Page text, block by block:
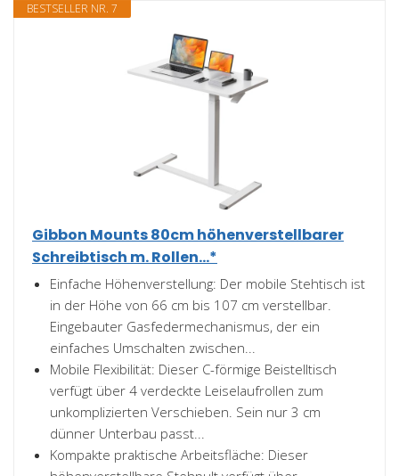
BESTSELLER NR. 7
Gibbon Mounts 80cm höhenverstellbarer
Schreibtisch m. Rollen...*
Einfache Höhenverstellung: Der mobile Stehtisch ist
in der Höhe von 66 cm bis 107 cm verstellbar.
Eingebauter Gasfedermechanismus, der ein
einfaches Umschalten zwischen...
Mobile Flexibilität: Dieser C-förmige Beistelltisch
verfügt über 4 verdeckte Leiselaufrollen zum
unkomplizierten Verschieben. Sein nur 3 cm
dünner Unterbau passt...
Kompakte praktische Arbeitsfläche: Dieser